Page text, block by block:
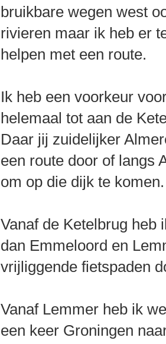
bruikbare wegen west
rivieren maar ik heb er
helpen met een route.
Ik heb een voorkeur
helemaal tot aan de
Daar jij zuidelijker
een route door of langs
om op die dijk te komen.
Vanaf de Ketelbrug heb
dan Emmeloord en
vrijliggende fietspaden
Vanaf Lemmer heb ik
een keer Groningen